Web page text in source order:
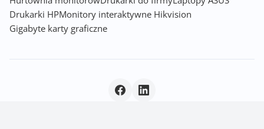
Drukarki HPMonitory interaktywne Hikvision
Gigabyte karty graficzne